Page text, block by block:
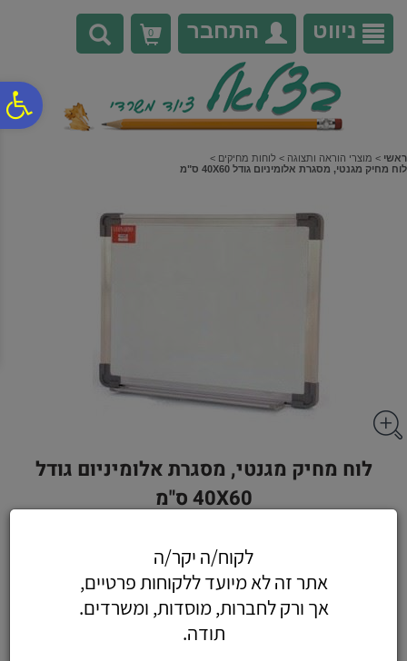
נגישות
אתר
המרכזי
ניווט התחבר 0
ראשי > מוצרי הוראה ותצוגה > לוחות מחיקים >
לוח מחיק מגנטי, מסגרת אלומיניום גודל 40X60 ס"מ
לוח מחיק מגנטי, מסגרת אלומיניום גודל
40X60 ס"מ
כולל מע"מ
לקוח/ה יקר/ה
אתר זה לא מיועד ללקוחות פרטיים,
אך ורק לחברות, מוסדות, ומשרדים.
תודה.